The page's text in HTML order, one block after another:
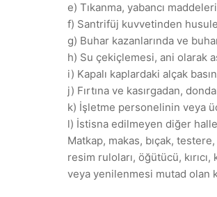
e) Tıkanma, yabancı
f) Santrifüj kuvvetinden
g) Buhar kazanlarında ve
h) Su çekiçlemesi, ani olarak
i) Kapalı kaplardaki alçak
j) Fırtına ve kasırgadan,
k) İşletme personelinin veya
l) İstisna edilmeyen diğer
Matkap, makas, bıçak,
resim ruloları, öğütücü,
veya yenilenmesi mutad olan